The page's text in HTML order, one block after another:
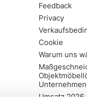
Feedback
Privacy
Cookie
Warum uns
Unternehmen
Umsatz 2026